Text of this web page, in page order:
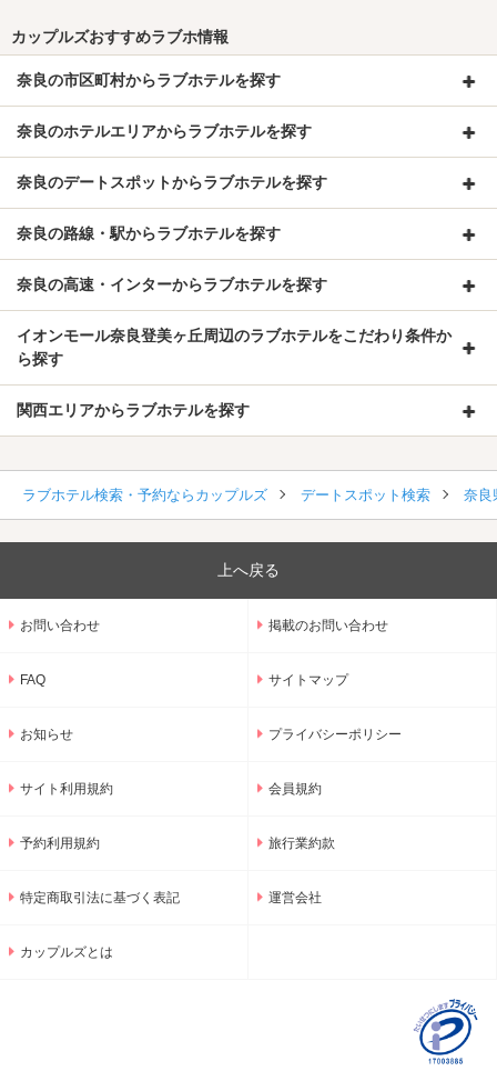
カップルズおすすめラブホ情報
奈良の市区町村からラブホテルを探す
奈良のホテルエリアからラブホテルを探す
奈良のデートスポットからラブホテルを探す
奈良の路線・駅からラブホテルを探す
奈良の高速・インターからラブホテルを探す
イオンモール奈良登美ヶ丘周辺のラブホテルをこだわり条件か
ら探す
関西エリアからラブホテルを探す
ラブホテル検索・予約ならカップルズ デートスポット検索 奈良
上へ戻る
お問い合わせ 掲載のお問い合わせ
FAQ サイトマップ
お知らせ プライバシーポリシー
サイト利用規約 会員規約
予約利用規約 旅行業約款
特定商取引法に基づく表記 運営会社
カップルズとは